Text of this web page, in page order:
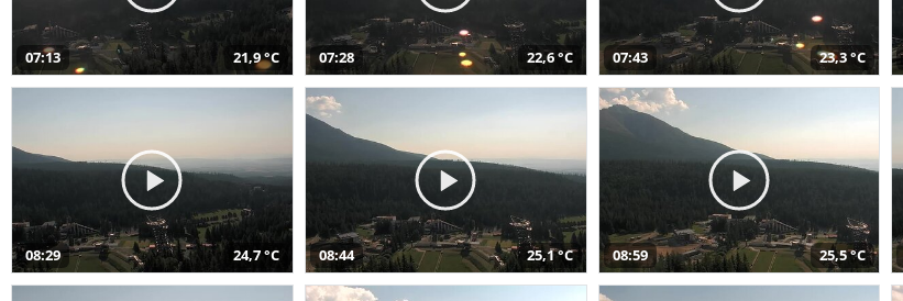
07:13 21,9 °C 07:28 22,6 °C 07:43 23,3 °C
08:29 24,7 °C 08:44 25,1 °C 08:59 25,5 °C